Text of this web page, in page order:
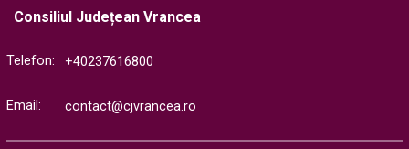
Consiliul Județean Vrancea
Telefon: +40237616800
Email: contact@cjvrancea.ro